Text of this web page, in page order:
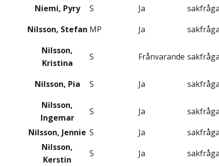
Niemi, Pyry
S Ja
Nilsson, Stefan MP Ja
Nilsson,
Kristina
S Frånvarande
Nilsson, Pia S Ja
Nilsson,
Ingemar
S Ja
Nilsson, Jennie S Ja
Nilsson,
Kerstin
S Ja